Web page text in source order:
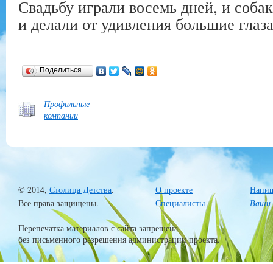
Свадьбу играли восемь дней, и
и делали от удивления большие
Поделиться…
Профильные
компании
© 2014, Столица Детства.
Все права защищены.
О проекте
Специалисты
Ваши
Перепечатка материалов с сайта запрещена
без письменного разрешения администрации проекта.